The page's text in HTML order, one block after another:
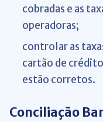
cobradas e as
operadoras;
controlar as
cartão de
estão corretos.
Conciliação